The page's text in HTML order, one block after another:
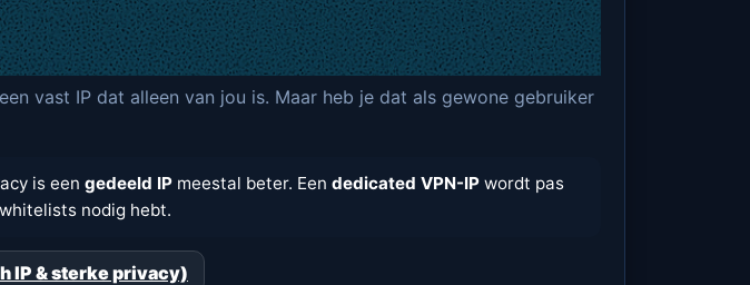
vast IP dat alleen van jou is. Maar heb je dat als gewone gebruiker
is een gedeeld IPmeestal beter. Een dedicated VPN-IPwordt pas
nodig hebt.
IP & sterke privacy)